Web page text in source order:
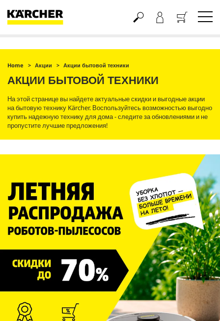
Корзина
Home Акции Акции бытовой техники
АКЦИИ БЫТОВОЙ ТЕХНИКИ
На этой странице вы найдете актуальные скидки и выгодные акции
на бытовую технику Kärcher. Воспользуйтесь возможностью выгодно
купить надежную технику для дома - следите за обновлениями и не
пропустите лучшие предложения!